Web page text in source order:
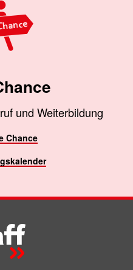
und Weiterbildung
Chance